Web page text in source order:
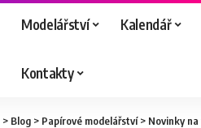
Modelářství Kalendář
Kontakty
> Blog > Papírové modelářství> Novinky